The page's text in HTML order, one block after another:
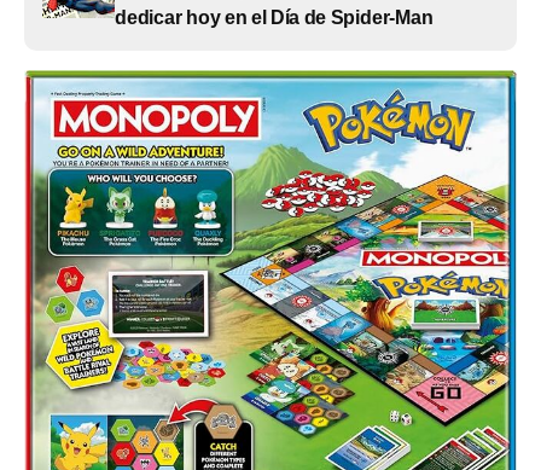
dedicar hoy en el Día de Spider-Man